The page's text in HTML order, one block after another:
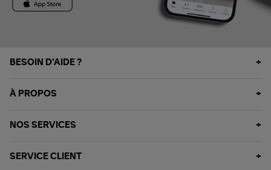
BESOIN D'AIDE ?
À PROPOS
NOS SERVICES
SERVICE CLIENT